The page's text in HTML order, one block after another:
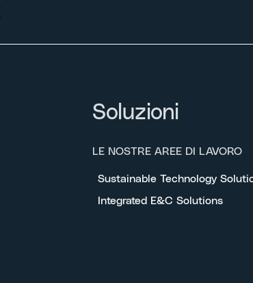
Soluzioni
LE NOSTRE AREE DI LAVORO
Sustainable Technology
Integrated E&C Solutions